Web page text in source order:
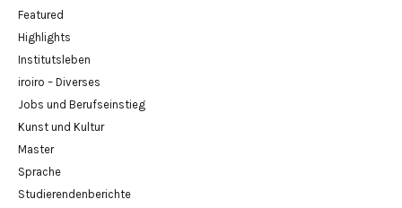
Featured
Highlights
Institutsleben
iroiro – Diverses
Jobs und Berufseinstieg
Kunst und Kultur
Master
Sprache
Studierendenberichte